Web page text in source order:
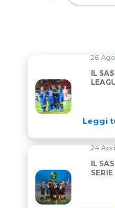
26
IL
Leggi
24
IL
SERIE